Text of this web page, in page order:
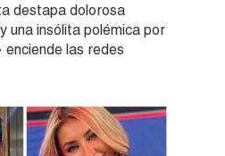
destapa dolorosa
una insólita polémica por
enciende las redes